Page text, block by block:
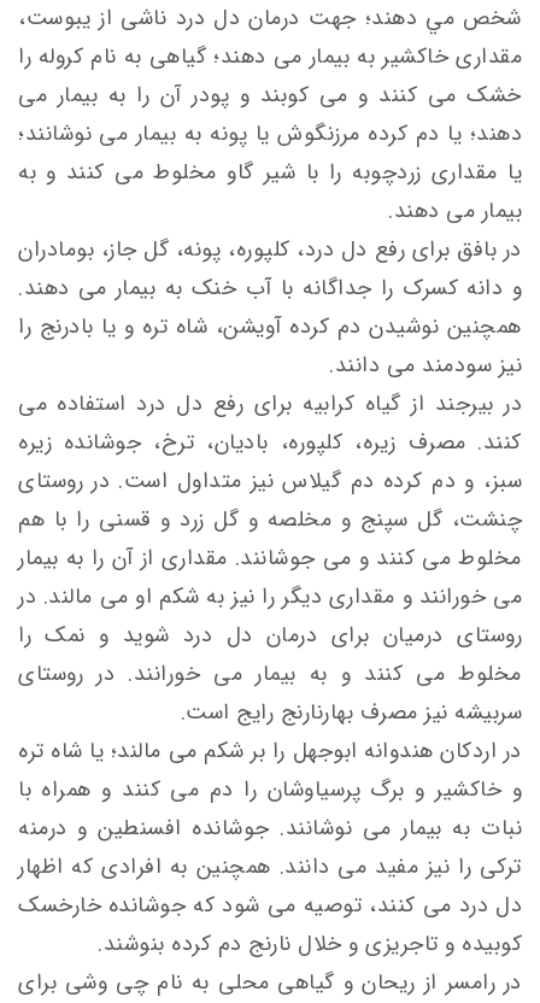
شخص مي دهند؛ جهت درمان دل درد ناشی از يبوست،
مقداری خاكشير به بيمار می دهند؛ گیاهی به نام کروله را
خشک می کنند و می کوبند و پودر آن را به بیمار می
دهند؛ یا دم کرده مرزنگوش یا پونه به بیمار می نوشانند؛
یا مقداری زردچوبه را با شیر گاو مخلوط می کنند و به
بیمار می دهند.
در بافق برای رفع دل درد، کلپوره، پونه، گل جاز، بومادران
و دانه کسرک را جداگانه با آب خنک به بیمار می دهند.
همچنین نوشیدن دم کرده آویشن، شاه تره و یا بادرنج را
نیز سودمند می دانند.
در بیرجند از گیاه کرابیه برای رفع دل درد استفاده می
کنند. مصرف زیره، کلپوره، بادیان، ترخ، جوشانده زيره
سبز، و دم كرده دم گيلاس نيز متداول است. در روستای
چنشت، گل سپنج و مخلصه و گل زرد و قسنی را با هم
مخلوط می کنند و می جوشانند. مقداری از آن را به بیمار
می خورانند و مقداری ديگر را نیز به شکم او می مالند. در
روستای درميان برای درمان دل درد شويد و نمک را
مخلوط می کنند و به بیمار می خورانند. در روستای
سربيشه نیز مصرف بهارنارنج رايج است.
در اردکان هندوانه ابوجهل را بر شکم می مالند؛ یا شاه تره
و خاکشیر و برگ پرسیاوشان را دم می کنند و همراه با
نبات به بیمار می نوشانند. جوشانده افسنطین و درمنه
ترکی را نیز مفید می دانند. همچنین به افرادی که اظهار
دل درد می کنند، توصیه می شود که جوشانده خارخسک
کوبیده و تاجریزی و خلال نارنج دم کرده بنوشند.
در رامسر از ریحان و گیاهی محلی به نام چی وشی برای